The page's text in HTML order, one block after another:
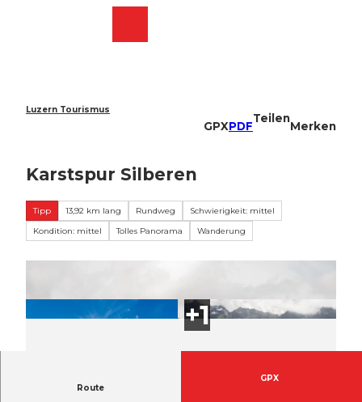
Luzern Tourismus
GPXPDF
Teilen
Merken
Karstspur Silberen
Tipp 13,92 km lang Rundweg
Schwierigkeit: mittel
Kondition: mittel
Tolles Panorama Wanderung
Route
GPX